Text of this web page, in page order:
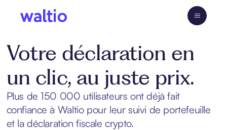
Votre déclaration en
un clic, au juste prix.
Plus de 150 000 utilisateurs ont déjà fait
confiance à Waltio pour leur suivi de portefeuille
et la déclaration fiscale crypto.